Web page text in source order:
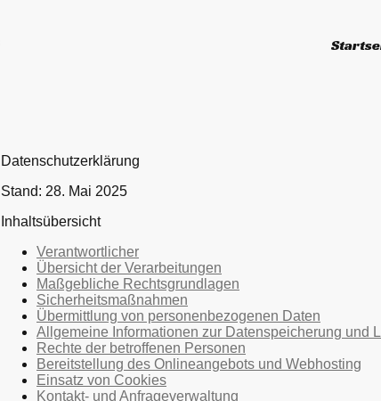
Datenschutzerklärung
Stand: 28. Mai 2025
Inhaltsübersicht
Verantwortlicher
Übersicht der Verarbeitungen
Maßgebliche Rechtsgrundlagen
Sicherheitsmaßnahmen
Übermittlung von personenbezogenen Daten
Allgemeine Informationen zur Datenspeicherung und
Rechte der betroffenen Personen
Bereitstellung des Onlineangebots und Webhosting
Einsatz von Cookies
Kontakt- und Anfrageverwaltung